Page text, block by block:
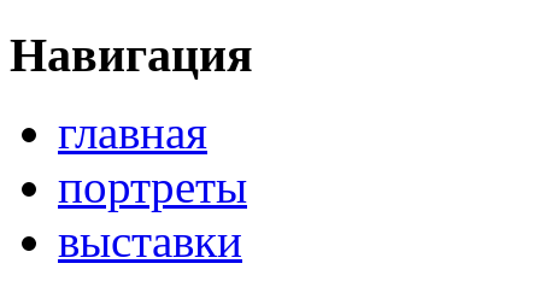
Навигация
главная
портреты
выставки